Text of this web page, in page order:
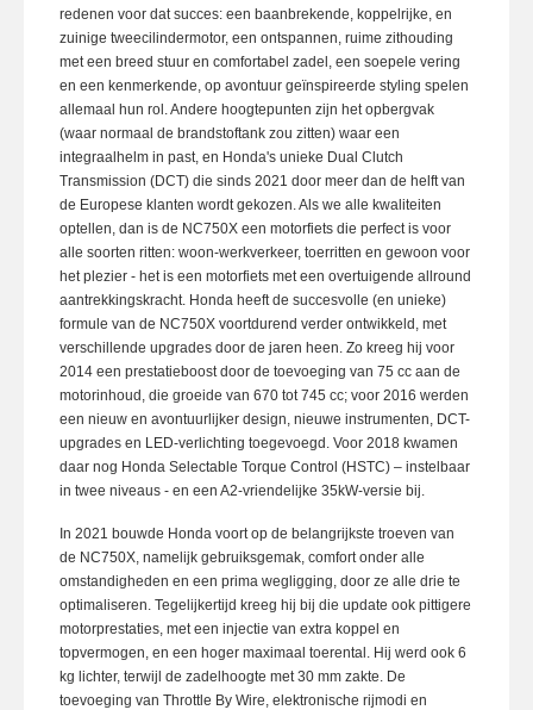
redenen voor dat succes: een baanbrekende, koppelrijke, en
zuinige tweecilindermotor, een ontspannen, ruime zithouding
met een breed stuur en comfortabel zadel, een soepele vering
en een kenmerkende, op avontuur geïnspireerde styling spelen
allemaal hun rol. Andere hoogtepunten zijn het opbergvak
(waar normaal de brandstoftank zou zitten) waar een
integraalhelm in past, en Honda's unieke Dual Clutch
Transmission (DCT) die sinds 2021 door meer dan de helft van
de Europese klanten wordt gekozen. Als we alle kwaliteiten
optellen, dan is de NC750X een motorfiets die perfect is voor
alle soorten ritten: woon-werkverkeer, toerritten en gewoon voor
het plezier - het is een motorfiets met een overtuigende allround
aantrekkingskracht. Honda heeft de succesvolle (en unieke)
formule van de NC750X voortdurend verder ontwikkeld, met
verschillende upgrades door de jaren heen. Zo kreeg hij voor
2014 een prestatieboost door de toevoeging van 75 cc aan de
motorinhoud, die groeide van 670 tot 745 cc; voor 2016 werden
een nieuw en avontuurlijker design, nieuwe instrumenten, DCT-
upgrades en LED-verlichting toegevoegd. Voor 2018 kwamen
daar nog Honda Selectable Torque Control (HSTC) – instelbaar
in twee niveaus - en een A2-vriendelijke 35kW-versie bij.
In 2021 bouwde Honda voort op de belangrijkste troeven van
de NC750X, namelijk gebruiksgemak, comfort onder alle
omstandigheden en een prima wegligging, door ze alle drie te
optimaliseren. Tegelijkertijd kreeg hij bij die update ook pittigere
motorprestaties, met een injectie van extra koppel en
topvermogen, en een hoger maximaal toerental. Hij werd ook 6
kg lichter, terwijl de zadelhoogte met 30 mm zakte. De
toevoeging van Throttle By Wire, elektronische rijmodi en